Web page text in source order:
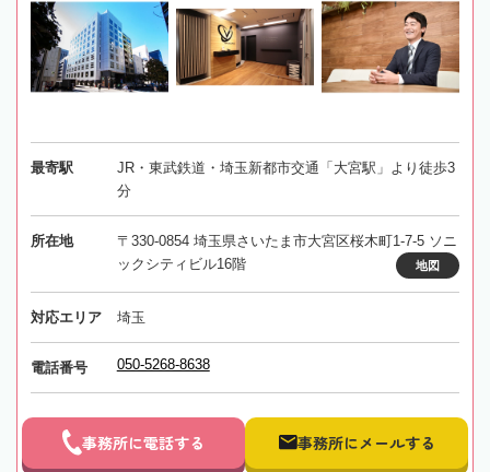
最寄駅
JR・東武鉄道・埼玉新都市交通「大宮駅」より徒歩3
分
所在地
〒330-0854 埼玉県さいたま市大宮区桜木町1-7-5 ソニ
ックシティビル16階
地図
対応エリア 埼玉
電話番号 050-5268-8638
事務所に電話する 事務所にメールする